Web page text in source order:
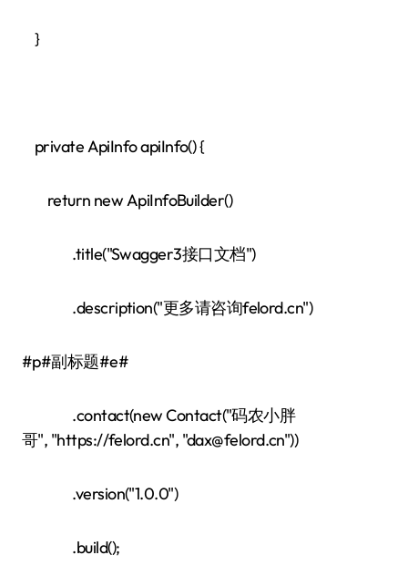
}
private ApiInfo apiInfo() {
return new ApiInfoBuilder()
.title("Swagger3接口文档")
.description("更多请咨询felord.cn")
#p#副标题#e#
.contact(new Contact("码农小胖
哥", "https://felord.cn", "dax@felord.cn"))
.version("1.0.0")
.build();